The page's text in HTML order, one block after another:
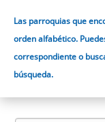
Las parroquias que
orden alfabético.
correspondiente o
búsqueda.